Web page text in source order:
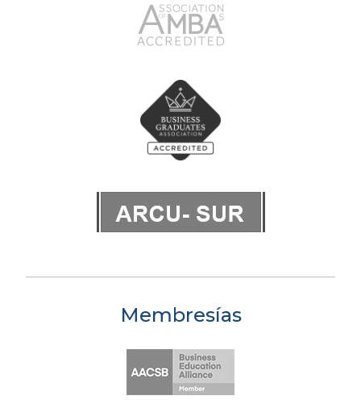
Membresías